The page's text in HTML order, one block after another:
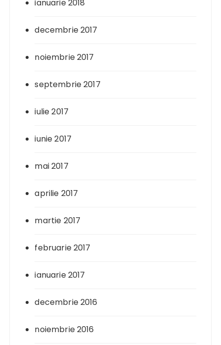
ianuarie 2018
decembrie 2017
noiembrie 2017
septembrie 2017
iulie 2017
iunie 2017
mai 2017
aprilie 2017
martie 2017
februarie 2017
ianuarie 2017
decembrie 2016
noiembrie 2016